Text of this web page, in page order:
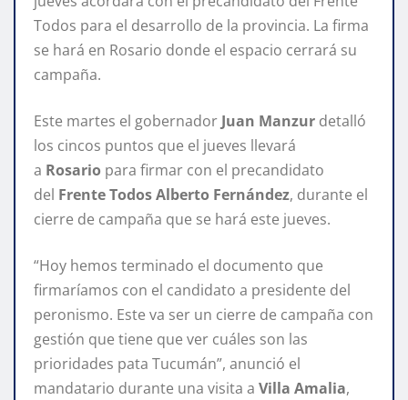
Todos para el desarrollo de la provincia. La firma
se hará en Rosario donde el espacio cerrará su
campaña.
Este martes el gobernador Juan Manzur detalló
los cincos puntos que el jueves llevará
a Rosario para firmar con el precandidato
del Frente Todos Alberto Fernández, durante el
cierre de campaña que se hará este jueves.
“Hoy hemos terminado el documento que
firmaríamos con el candidato a presidente del
peronismo. Este va ser un cierre de campaña con
gestión que tiene que ver cuáles son las
prioridades pata Tucumán”, anunció el
mandatario durante una visita a Villa Amalia,